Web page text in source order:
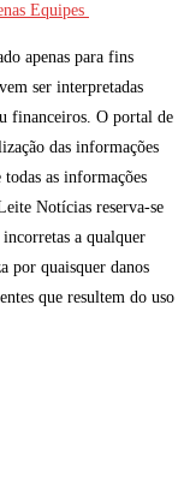
Equipes
apenas para fins
ser interpretadas
financeiros. O portal de
das informações
as informações
Notícias reserva-se
a qualquer
por quaisquer danos
que resultem do uso